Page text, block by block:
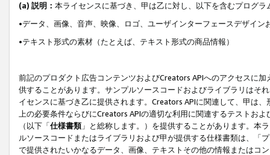
(a) 説明： 本ライセンスに基づき、甲は乙に対し、以下を含むプログ
•データ、画像、音声、映像、ロゴ、ユーザインターフェースデザイ
•テキスト形式の素材（たとえば、テキスト形式の商品情報）
前記のプロダクト広告コンテンツおよびCreators APIへのアクセスに
供することがあります。サンプルソースコードおよびライブラリはそ
イセンスに基づき乙に提供されます。Creators APIに関連して、甲は
上の必要条件ならびにCreators APIの適切な利用に関連するテストお
（以下「仕様書類」と総称します。）を提供することがあります。本
ルソースコードまたはライブラリおよび甲が提供する仕様書類は、「
で提供されたいかなるデータ、画像、テキストその他の情報またはコ